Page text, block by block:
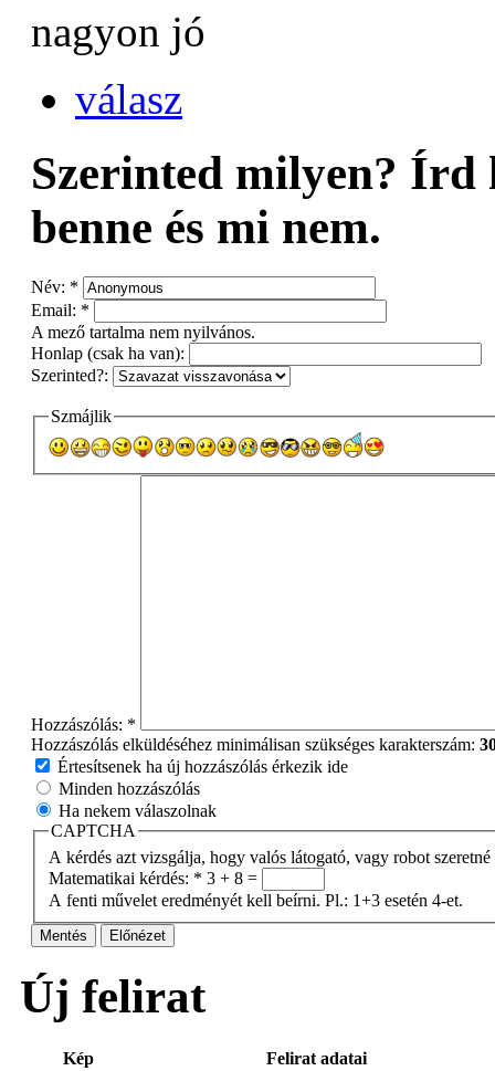
nagyon jó
válasz
Szerinted milyen? Írd
benne és mi nem.
Név: *
Email: *
A mező tartalma nem nyilvános.
Honlap (csak ha van):
Szerinted?:
Szmájlik
Hozzászólás: *
Hozzászólás elküldéséhez minimálisan szükséges karakterszám:
Értesítsenek ha új hozzászólás érkezik ide
Minden hozzászólás
Ha nekem válaszolnak
CAPTCHA
A kérdés azt vizsgálja, hogy valós látogató, vagy robot
Matematikai kérdés: * 3 + 8 =
A fenti művelet eredményét kell beírni. Pl.: 1+3 esetén 4-et.
Új felirat
Kép
Felirat adatai